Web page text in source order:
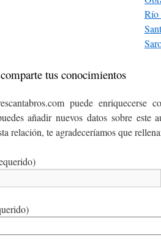
Río
tus conocimientos
puede enriquecerse
añadir nuevos datos sobre
relación, te agradeceríamos que